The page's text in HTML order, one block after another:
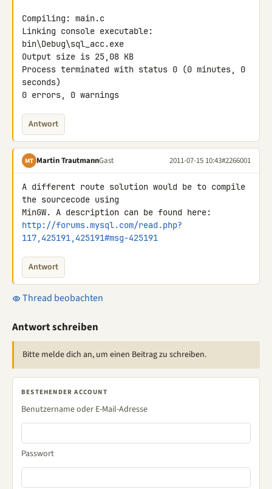
Compiling: main.c
Linking console executable:
bin\Debug\sql_acc.exe
Output size is 25,08 KB
Process terminated with status 0 (0 minutes, 0
seconds)
0 errors, 0 warnings
Antwort
MT Martin TrautmannGast 2011-07-15 10:43#2266001
A different route solution would be to compile
the sourcecode using
http://forums.mysql.com/read.php?
117,425191,425191#msg-425191
Antwort
Thread beobachten
Antwort schreiben
Bitte melde dich an, um einen Beitrag zu schreiben.
BESTEHENDER ACCOUNT
Benutzername oder E-Mail-Adresse
Passwort